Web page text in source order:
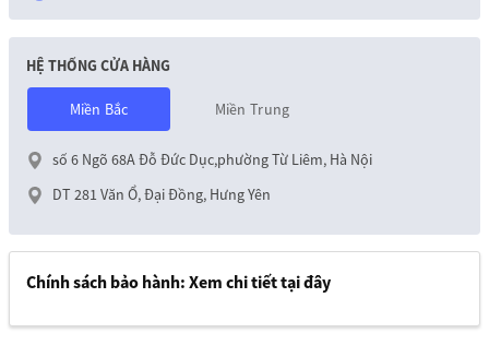
HỆ THỐNG CỬA HÀNG
Miền Bắc Miền Trung
số 6 Ngõ 68A Đỗ Đức Dục,phường Từ Liêm, Hà Nội
DT 281 Văn Ổ, Đại Đồng, Hưng Yên
Chính sách bảo hành: Xem chi tiết tại đây